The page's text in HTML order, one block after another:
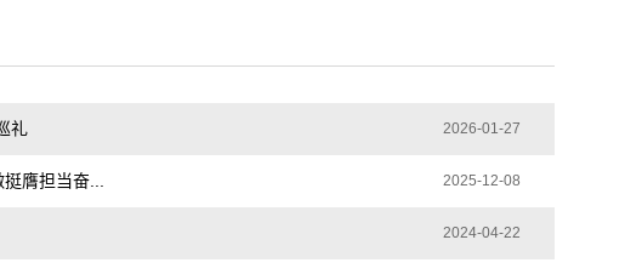
礼 2026-01-27
膺担当奋... 2025-12-08
2024-04-22